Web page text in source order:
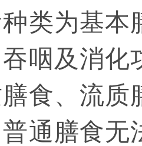
类为基本
咽及消化
食、流质
通膳食无